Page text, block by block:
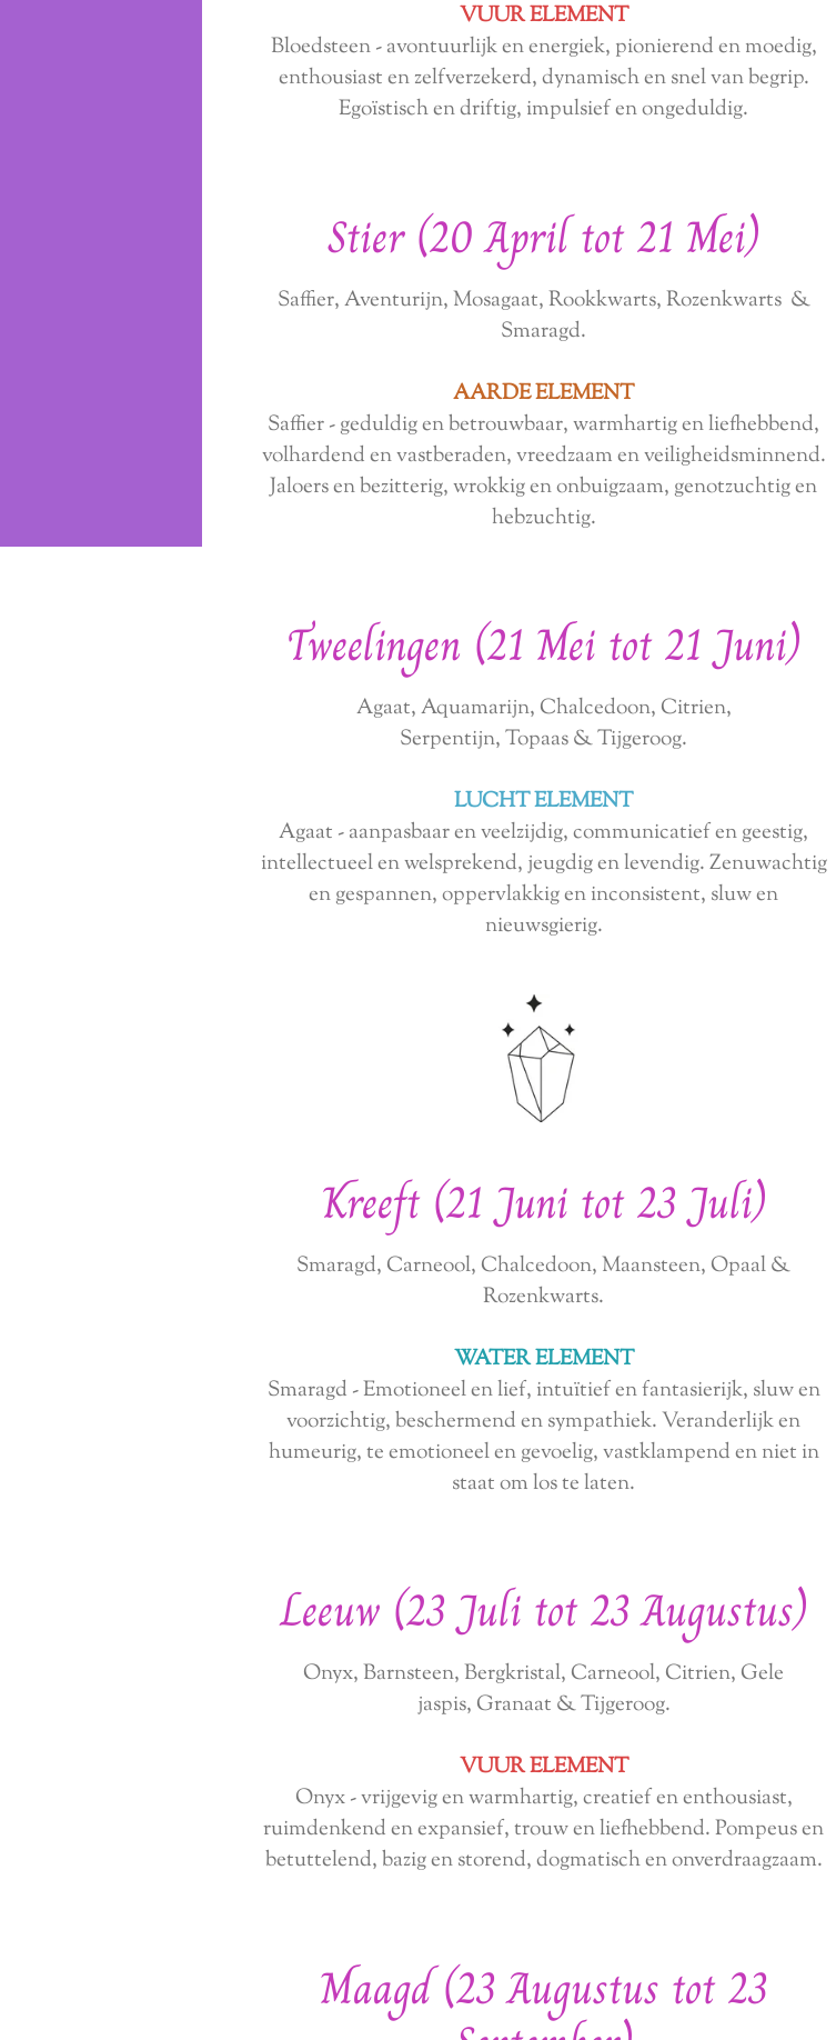
VUUR ELEMENT
Bloedsteen - avontuurlijk en energiek, pionierend en moedig,
enthousiast en zelfverzekerd, dynamisch en snel van begrip.
Egoïstisch en driftig, impulsief en ongeduldig.
Stier (20 April tot 21 Mei)
Saffier, Aventurijn, Mosagaat, Rookkwarts, Rozenkwarts &
Smaragd.
AARDE ELEMENT
Saffier - geduldig en betrouwbaar, warmhartig en liefhebbend,
volhardend en vastberaden, vreedzaam en veiligheidsminnend.
Jaloers en bezitterig, wrokkig en onbuigzaam, genotzuchtig en
hebzuchtig.
Tweelingen (21 Mei tot 21 Juni)
Agaat, Aquamarijn, Chalcedoon, Citrien,
Serpentijn, Topaas & Tijgeroog.
LUCHT ELEMENT
Agaat - aanpasbaar en veelzijdig, communicatief en geestig,
intellectueel en welsprekend, jeugdig en levendig. Zenuwachtig
en gespannen, oppervlakkig en inconsistent, sluw en
nieuwsgierig.
Kreeft (21 Juni tot 23 Juli)
Smaragd, Carneool, Chalcedoon, Maansteen, Opaal &
Rozenkwarts.
WATER ELEMENT
Smaragd - Emotioneel en lief, intuïtief en fantasierijk, sluw en
voorzichtig, beschermend en sympathiek. Veranderlijk en
humeurig, te emotioneel en gevoelig, vastklampend en niet in
staat om los te laten.
Leeuw (23 Juli tot 23 Augustus)
Onyx, Barnsteen, Bergkristal, Carneool, Citrien, Gele
jaspis, Granaat & Tijgeroog.
VUUR ELEMENT
Onyx - vrijgevig en warmhartig, creatief en enthousiast,
ruimdenkend en expansief, trouw en liefhebbend. Pompeus en
betuttelend, bazig en storend, dogmatisch en onverdraagzaam.
Maagd (23 Augustus tot 23